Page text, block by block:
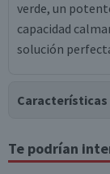
verde, un
capacidad
solución
Características
Estados
Te podrían